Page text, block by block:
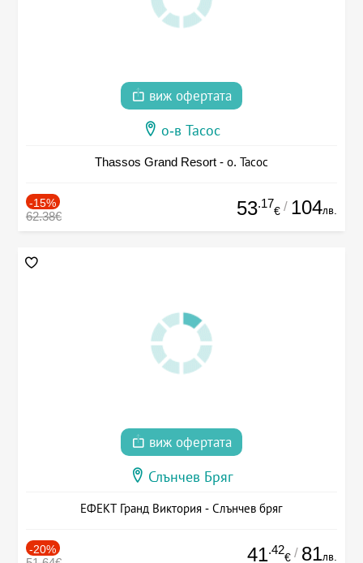
виж офертата
о-в Тасос
Thassos Grand Resort - о. Тасос
-15%
62.38€ 53.17
€ / 104лв.
виж офертата
Слънчев Бряг
ЕФЕКТ Гранд Виктория - Слънчев бряг
-20% 41.42
€ / 81лв.